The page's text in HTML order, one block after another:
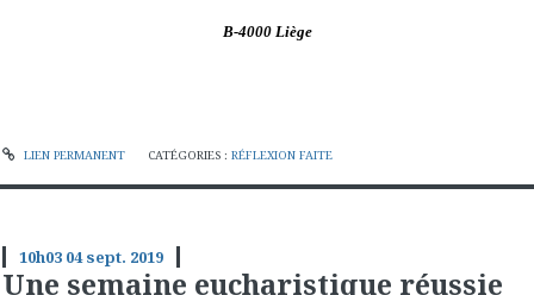
B-4000 Liège
LIEN PERMANENT CATÉGORIES : RÉFLEXION FAITE
10h03 04 sept. 2019
Une semaine eucharistique réussie